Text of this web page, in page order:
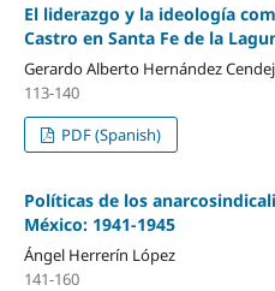
El liderazgo y la ideología
Castro en Santa Fe de la
Gerardo Alberto Hernández
113-140
PDF (Spanish)
Políticas de los
México: 1941-1945
Ángel Herrerín López
141-160